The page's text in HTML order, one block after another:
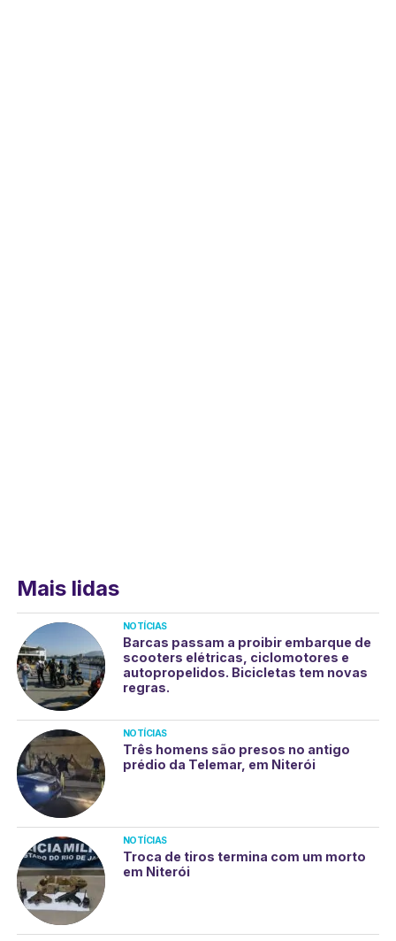
Mais lidas
NOTÍCIAS
Barcas passam a proibir embarque de
scooters elétricas, ciclomotores e
autopropelidos. Bicicletas tem novas
regras.
NOTÍCIAS
Três homens são presos no antigo
prédio da Telemar, em Niterói
NOTÍCIAS
Troca de tiros termina com um morto
em Niterói